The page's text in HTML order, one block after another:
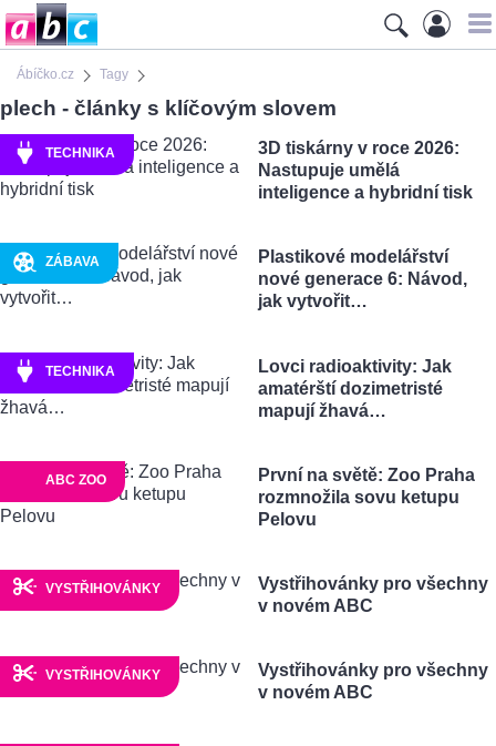
Ábíčko.cz Tagy
plech - články s klíčovým slovem
TECHNIKA
3D tiskárny v roce 2026:
Nastupuje umělá
inteligence a hybridní tisk
ZÁBAVA
Plastikové modelářství
nové generace 6: Návod,
jak vytvořit…
TECHNIKA
Lovci radioaktivity: Jak
amatérští dozimetristé
mapují žhavá…
ABC ZOO
První na světě: Zoo Praha
rozmnožila sovu ketupu
Pelovu
VYSTŘIHOVÁNKY
Vystřihovánky pro všechny
v novém ABC
VYSTŘIHOVÁNKY
Vystřihovánky pro všechny
v novém ABC